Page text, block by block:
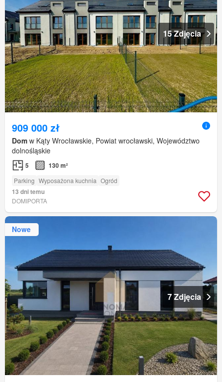
15 Zdjęcia
909 000 zł
Dom w Kąty Wrocławskie, Powiat wrocławski, Województwo
dolnośląskie
5 130 m²
Parking Wyposażona kuchnia Ogród
13 dni temu
DOMIPORTA
Nowe
7 Zdjęcia